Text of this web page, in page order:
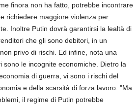
finora non ha fatto, potrebbe incontrare
richiedere maggiore violenza per
Inoltre Putin dovrà garantirsi la lealtà di
che gli sono debitori, in un
privo di rischi. Ed infine, nota una
sono le incognite economiche. Dietro la
di guerra, vi sono i rischi del
e della scarsità di forza lavoro. "Ma
il regime di Putin potrebbe